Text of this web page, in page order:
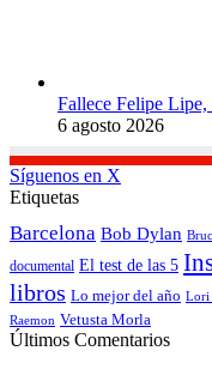
Fallece Felipe
6 agosto 2026
Síguenos en X
Etiquetas
Barcelona Bob Dylan
documental El test de las 5
libros Lo mejor del año Lori
Raemon Vetusta Morla
Últimos Comentarios